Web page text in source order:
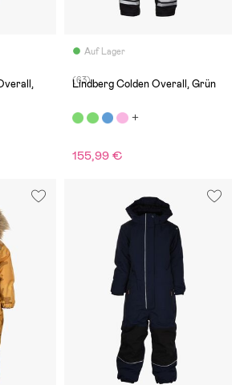
Auf Lager
(63)
Lindberg Colden Overall, Grün
155,99 €